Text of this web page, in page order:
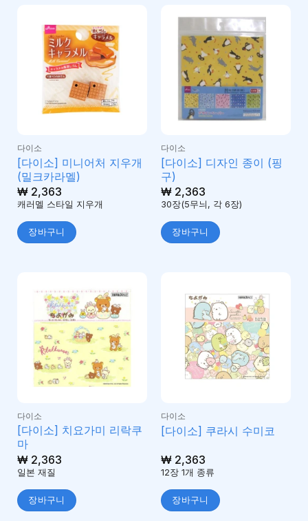
다이소
[다이소] 미니어처 지우개
(밀크카라멜)
₩2,363
캐러멜 스타일 지우개
장바구니
다이소
[다이소] 디자인 종이 (핑
구)
₩2,363
30장(5무늬, 각 6장)
장바구니
다이소
[다이소] 치요가미 리락쿠
마
₩2,363
일본 재질
장바구니
다이소
[다이소] 쿠라시 수미코
₩2,363
12장 1개 종류
장바구니